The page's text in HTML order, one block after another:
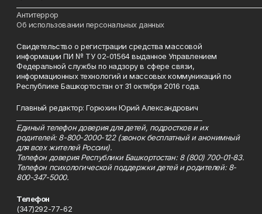
Антитеррор
Об использовании персональных данных
Свидетельство о регистрации средства массовой
информации ПИ № ТУ 02-01564 выданное Управлением
Федеральной службы по надзору в сфере связи,
информационных технологий и массовых коммуникаций по
Республике Башкортостан от 31 октября 2016 года.
Главный редактор: Горюхин Юрий Александрович
Единый телефон доверия для детей, подростков и их
родителей: 8-800-2000-122 (звонок бесплатный и анонимный
для всех жителей России).
Телефон доверия Республики Башкортостан: 8 (800) 700-01-83.
Телефон психологической поддержки детей и родителей: 8-
800-347-5000.
Телефон
(347)292-77-62